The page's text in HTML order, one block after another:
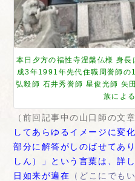
本日夕方の福性寺涅槃仏様 身
成3年1991年先代住職周誉師の
弘毅師 石井秀誉師 星俊光師 矢
族によ
（前回記事中の山口師の文
してあらゆるイメージに変
部分に解答がしのばせてあ
しん）」という言葉は、詳
日如来が遍在 （どこにでも